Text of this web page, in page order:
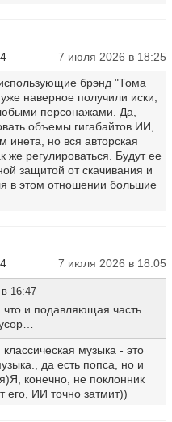
7 июля 2026 в 18:25
брэнд "Тома
наверное получили иски,
персонажами. Да,
объемы гигабайтов ИИ,
инета, но вся авторская
же регулироваться. Будут ее
защитой от скачивания и
в этом отношении большие
7 июля 2026 в 18:05
16:47
и подавляющая часть
музыка - это
да есть попса, но и
конечно, не поклонник
его, ИИ точно затмит))